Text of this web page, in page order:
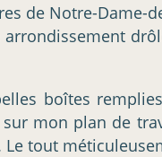
de Notre-Dame-
arrondissement
boîtes
mon plan de
Le tout